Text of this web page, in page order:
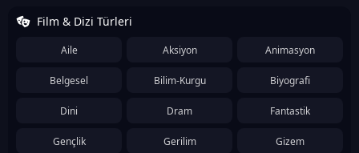
Film & Dizi Türleri
Aile Aksiyon Animasyon
Belgesel Bilim-Kurgu Biyografi
Dini Dram Fantastik
Gençlik Gerilim Gizem